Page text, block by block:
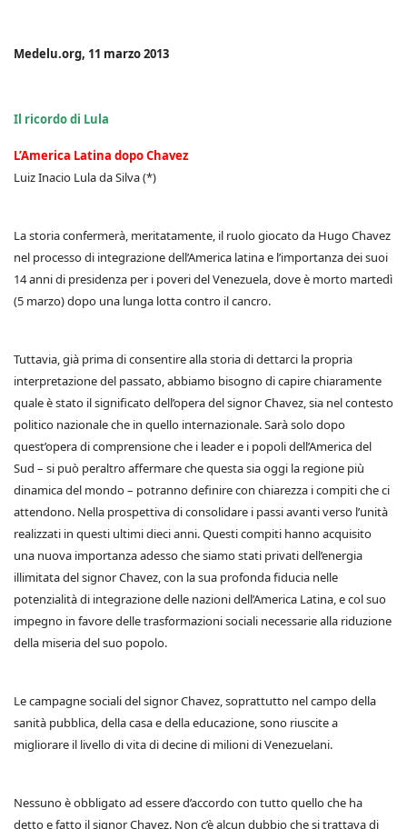
Medelu.org, 11 marzo 2013
Il ricordo di Lula
L’America Latina dopo Chavez
Luiz Inacio Lula da Silva (*)
La storia confermerà, meritatamente, il ruolo giocato da Hugo Chavez
nel processo di integrazione dell’America latina e l’importanza dei suoi
14 anni di presidenza per i poveri del Venezuela, dove è morto martedì
(5 marzo) dopo una lunga lotta contro il cancro.
Tuttavia, già prima di consentire alla storia di dettarci la propria
interpretazione del passato, abbiamo bisogno di capire chiaramente
quale è stato il significato dell’opera del signor Chavez, sia nel contesto
politico nazionale che in quello internazionale. Sarà solo dopo
quest’opera di comprensione che i leader e i popoli dell’America del
Sud – si può peraltro affermare che questa sia oggi la regione più
dinamica del mondo – potranno definire con chiarezza i compiti che ci
attendono. Nella prospettiva di consolidare i passi avanti verso l’unità
realizzati in questi ultimi dieci anni. Questi compiti hanno acquisito
una nuova importanza adesso che siamo stati privati dell’energia
illimitata del signor Chavez, con la sua profonda fiducia nelle
potenzialità di integrazione delle nazioni dell’America Latina, e col suo
impegno in favore delle trasformazioni sociali necessarie alla riduzione
della miseria del suo popolo.
Le campagne sociali del signor Chavez, soprattutto nel campo della
sanità pubblica, della casa e della educazione, sono riuscite a
migliorare il livello di vita di decine di milioni di Venezuelani.
Nessuno è obbligato ad essere d’accordo con tutto quello che ha
detto e fatto il signor Chavez. Non c’è alcun dubbio che si trattava di